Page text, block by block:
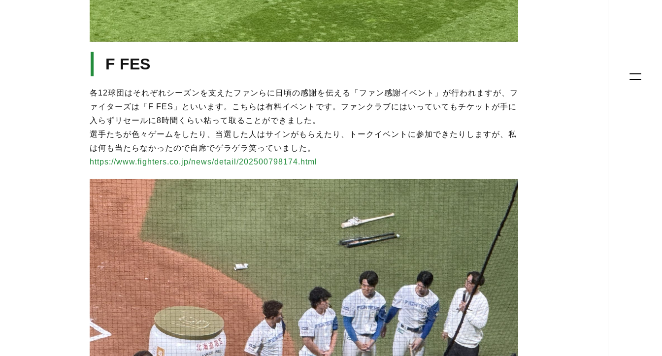
F FES
各12球団はそれぞれシーズンを支えたファンらに日頃の感謝を伝える「ファン感謝イベント」が行われますが、フ
ァイターズは「F FES」といいます。こちらは有料イベントです。ファンクラブにはいっていてもチケットが手に
入らずリセールに8時間くらい粘って取ることができました。
選手たちが色々ゲームをしたり、当選した人はサインがもらえたり、トークイベントに参加できたりしますが、私
は何も当たらなかったので自席でゲラゲラ笑っていました。
https://www.fighters.co.jp/news/detail/202500798174.html